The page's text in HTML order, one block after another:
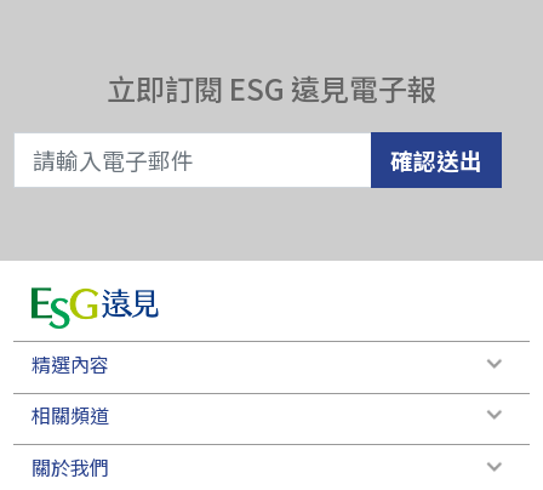
立即訂閱 ESG 遠見電子報
確認送出
精選內容
相關頻道
關於我們